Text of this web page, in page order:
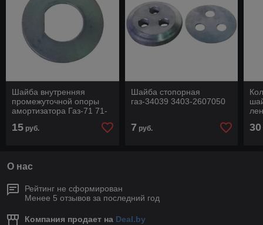
Шайба внутренняя
промежуточной опоры
амортизатора Газ-71 71-
15 руб.
Шайба стопорная
газ-34039 3403-2607050
7 руб. 30
О нас
Рейтинг не сформирован
Менее 5 отзывов за последний год
Компания продает на Deal.by